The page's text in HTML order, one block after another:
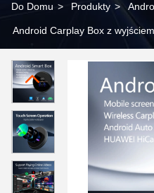
Do Domu > Produkty >
Android Carplay Box z